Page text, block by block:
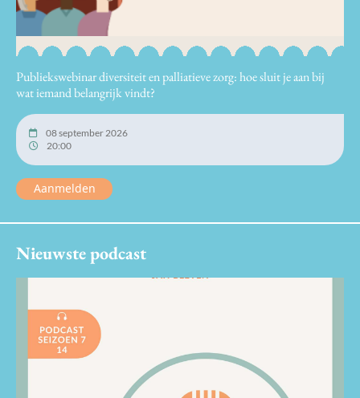
Publiekswebinar diversiteit en palliatieve zorg: hoe sluit je aan bij
wat iemand belangrijk vindt?
08 september 2026
20:00
Aanmelden
Nieuwste podcast